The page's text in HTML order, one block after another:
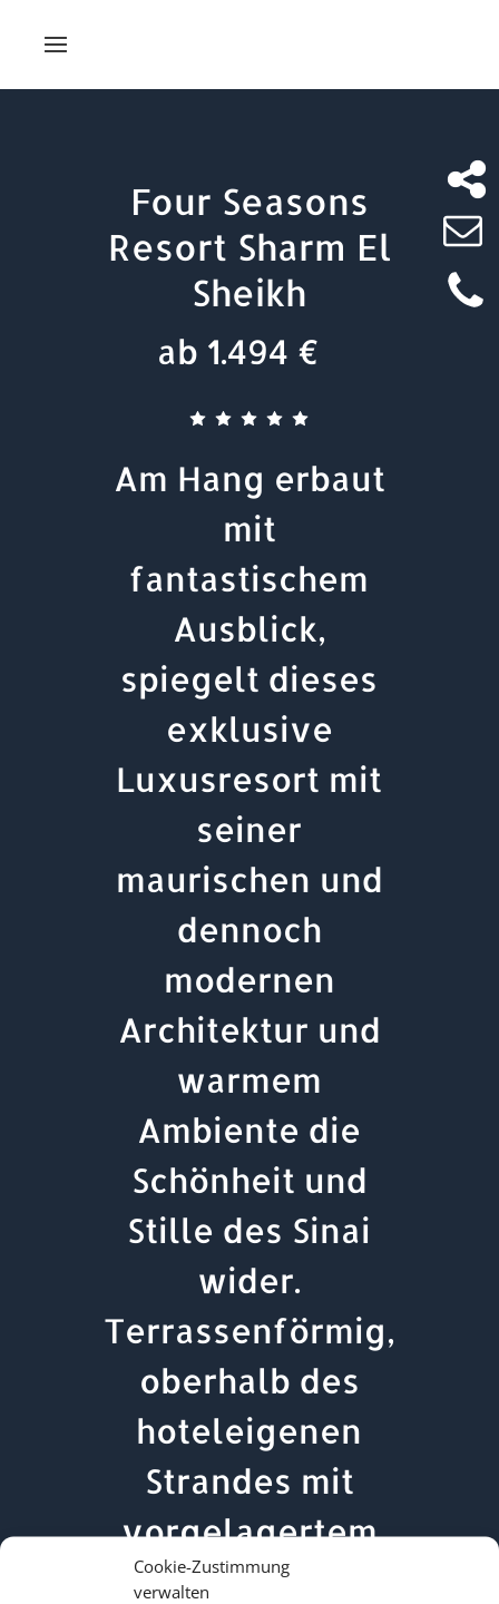
Cookie-Zustimmung
verwalten
Four Seasons
Resort Sharm El
Sheikh
ab 1.494 €
Am Hang erbaut
mit
fantastischem
Ausblick,
spiegelt dieses
exklusive
Luxusresort mit
seiner
maurischen und
dennoch
modernen
Architektur und
warmem
Ambiente die
Schönheit und
Stille des Sinai
wider.
Terrassenförmig,
oberhalb des
hoteleigenen
Strandes mit
vorgelagertem
Korallenriff.